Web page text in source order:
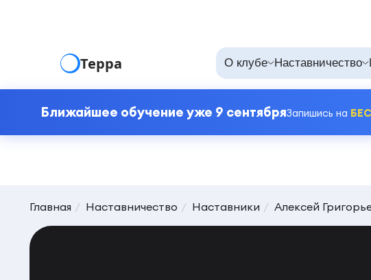
Терра О клубе Наставничество
Ближайшее обучение уже 9 сентябряЗапишись на
Главная Наставничество Наставники Алексей